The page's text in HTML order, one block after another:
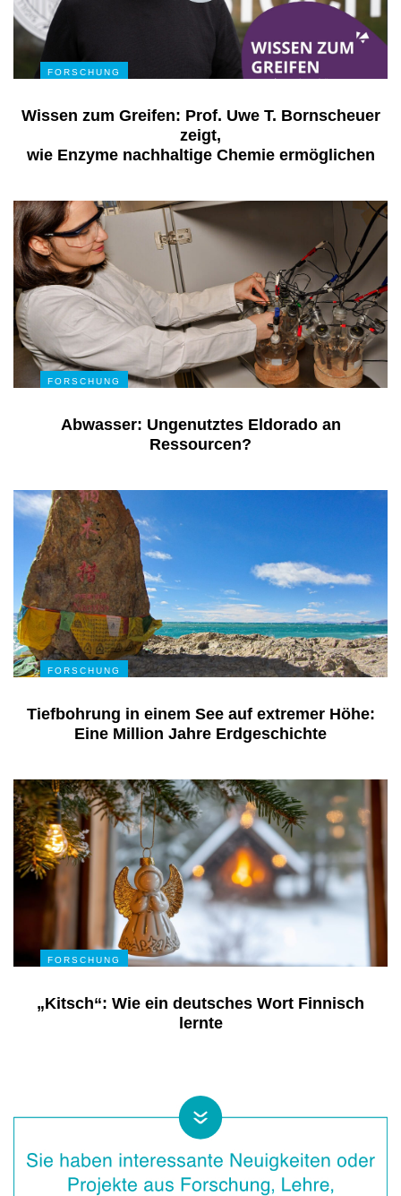
FORSCHUNG
Wissen zum Greifen: Prof. Uwe T. Bornscheuer
zeigt,
wie Enzyme nachhaltige Chemie ermöglichen
FORSCHUNG
Abwasser: Ungenutztes Eldorado an
Ressourcen?
FORSCHUNG
Tiefbohrung in einem See auf extremer Höhe:
Eine Million Jahre Erdgeschichte
FORSCHUNG
„Kitsch“: Wie ein deutsches Wort Finnisch
lernte